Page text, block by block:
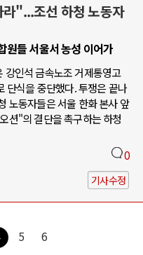
"...조선 하청 노동자
원들 서울서 농성 이어가
강인석 금속노조 거제통영고
단식을 중단했다. 투쟁은 끝나
노동자들은 서울 한화 본사 앞
션"의 결단을 촉구하는 하청
0
기사수정
5 6